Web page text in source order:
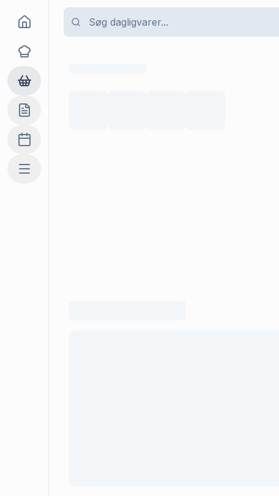
Goma
Opskrifter
Dagligvarer
Indkøbslisten
Madplan
Mere